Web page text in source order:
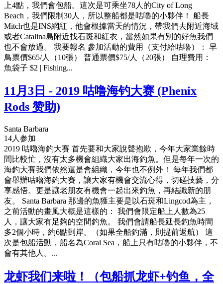
上4點，我們會包船。這次是可乘坐78人的City of Long
Beach，我們限制30人，所以整船都是咕嚕的小夥伴！ 船長
Mitch也是INS網紅，他會根據當天的情況，帶我們去附近海域
或者Catalina島附近找石斑和紅衣，當然如果有別的好魚我們
也不會放過。 我要報名 參加活動的費用（支付給咕嚕）： 早
鳥票價$65/人（10張） 普通票價$75/人（20張） 自理費用：
魚袋子 $2 | Fishing...
11月3日 - 2019 咕噜海钓大赛 (Phenix
Rods 赞助)
Santa Barbara
14人参加
2019 咕嚕海釣大賽 首先要和大家說聲抱歉，今年大家業餘時
間比較忙，沒有太多機會組織大家出海釣魚。但是每年一次的
海釣大賽我們依然還是會組織，今年也不例外！ 每年我們都
會舉辦咕嚕海釣大賽，讓大家有機會交流心得，切磋技藝，分
享感悟。更是讓老朋友有機會一起出來釣魚，再結識新的朋
友。 Santa Barbara 那邊的魚獲主要是以石斑和Lingcod為主，
之前活動的畫風大概是這樣的： 我們會限定船上人數為25
人，讓大家有足夠的空間釣魚。 我們會請船長延長釣魚時間
多2個小時，約6點到岸。（如果全船釣滿，則提前返航） 這
次是包船活動，船名為Coral Sea，船上只有咕嚕的小夥伴，不
會有其他人。...
龙虾我们来啦！（包船抓龙虾+钓鱼，全